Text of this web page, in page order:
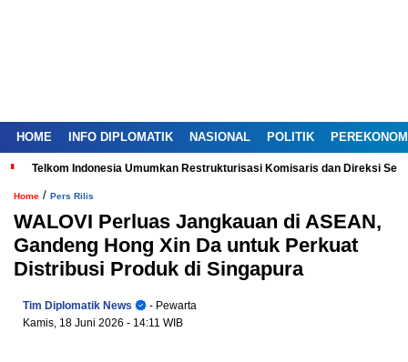
HOME INFO DIPLOMATIK NASIONAL POLITIK
Telkom Indonesia Umumkan Restrukturisasi Komisaris dan Direksi
Home / Pers Rilis
WALOVI Perluas Jangkauan di ASEAN,
Gandeng Hong Xin Da untuk Perkuat
Distribusi Produk di Singapura
Tim Diplomatik News
- Pewarta
Kamis, 18 Juni 2026 - 14:11 WIB